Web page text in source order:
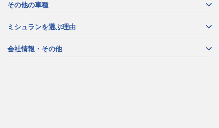
その他の車種
ミシュランを選ぶ理由
会社情報・その他